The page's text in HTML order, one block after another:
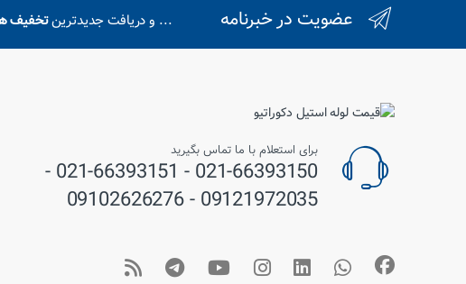
عضویت در خبرنامه ... و دریافت جدیدترینتخفیف
برای استعلام با ما تماس بگیرید
021-66393150 - 021-66393151 -
09121972035 - 09102626276